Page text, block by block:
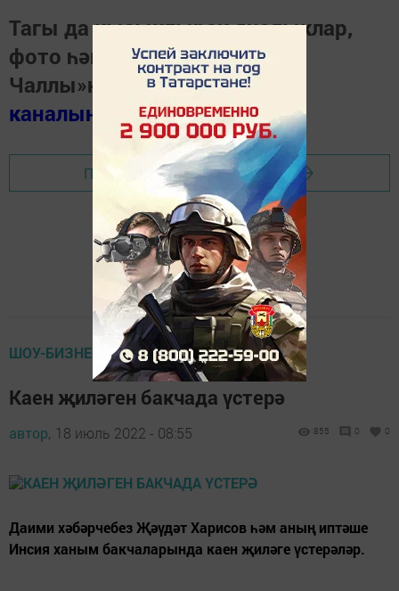
Тагы да кызыклырак яңалыклар,
фото һәм видеолар «Шәһри
Чаллы»ның
MAX
каналында
(язылыгыз).
Перейти на страницу новости
ШОУ-БИЗНЕС
Каен җиләген бакчада үстерә
автор, 18 июль 2022 - 08:55 855 0 0
Даими хәбәрчебез Җәүдәт Харисов һәм аның иптәше
Инсия ханым бакчаларында каен җиләге үстерәләр.